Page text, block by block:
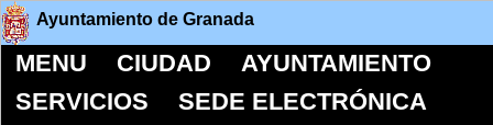
Ayuntamiento de Granada
MENU CIUDAD
AYUNTAMIENTO
SERVICIOS
SEDE ELECTRÓNICA